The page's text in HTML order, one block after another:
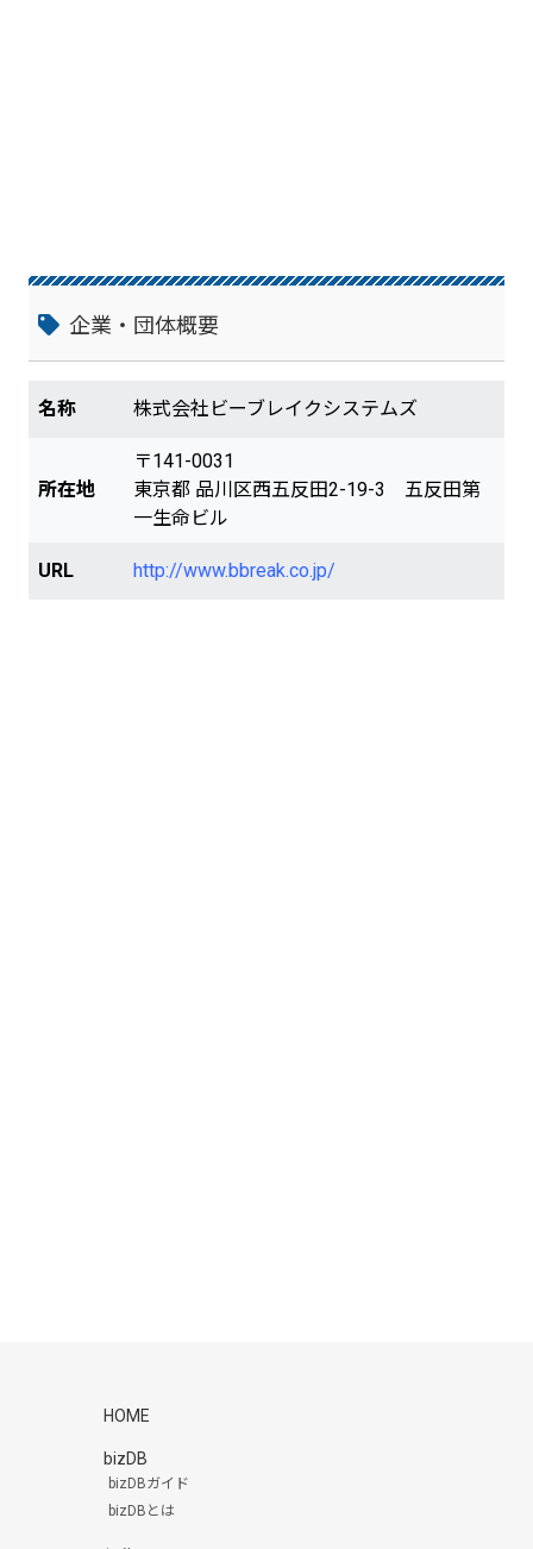
企業・団体概要
名称 株式会社ビーブレイクシステムズ
所在地
〒141-0031
東京都 品川区西五反田2-19-3 五反田第
一生命ビル
URL http://www.bbreak.co.jp/
HOME
bizDB
bizDBガイド
bizDBとは